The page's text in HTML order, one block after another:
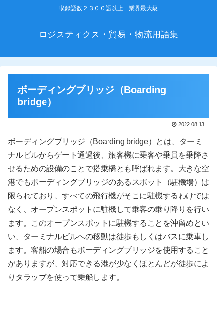
収録語数２３００語以上 業界最大級
ロジスティクス・貿易・物流用語集
ボーディングブリッジ（Boarding
bridge）
2022.08.13
ボーディングブリッジ（Boarding bridge）とは、ターミ
ナルビルからゲート通過後、旅客機に乗客や乗員を乗降さ
せるための設備のことで搭乗橋とも呼ばれます。大きな空
港でもボーディングブリッジのあるスポット（駐機場）は
限られており、すべての飛行機がそこに駐機するわけでは
なく、オープンスポットに駐機して乗客の乗り降りを行い
ます。このオープンスポットに駐機することを沖留めとい
い、ターミナルビルへの移動は徒歩もしくはバスに乗車し
ます。客船の場合もボーディングブリッジを使用すること
がありますが、対応できる港が少なくほとんどが徒歩によ
りタラップを使って乗船します。